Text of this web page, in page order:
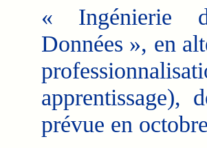
« Ingénierie
Données », en
apprentissage),
prévue en